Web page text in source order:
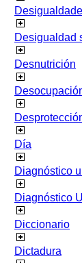
Desigualdad
Desnutrición
Día
Diagnóstico
Diagnóstico
Diccionario
Dictadura